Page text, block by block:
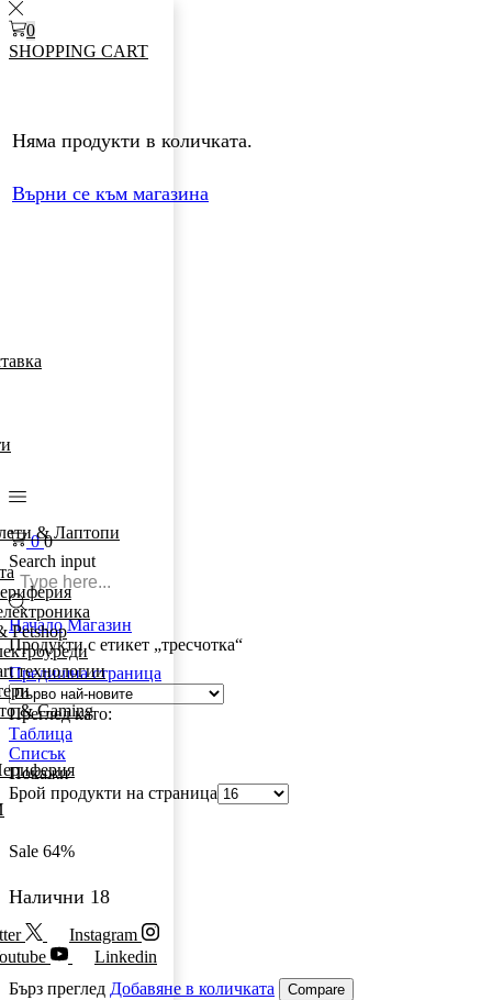
& Лаптопи
Petshop
технологии
& Gaming
Instagram
Linkedin
00
0
SHOPPING CART
Няма продукти в количката.
Върни се към магазина
Search input
Начало Магазин
Продукти с етикет „тресчотка“
Предишна страница
Преглед като:
Таблица
Списък
Покажи
Брой продукти на страница
Sale 64%
Налични 18
Бърз преглед Добавяне в количката Compare